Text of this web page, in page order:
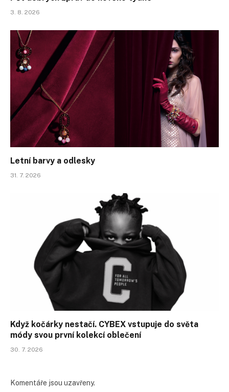
3. 8. 2026
Letní barvy a odlesky
31. 7. 2026
Když kočárky nestačí. CYBEX vstupuje do světa
módy svou první kolekcí oblečení
30. 7. 2026
Komentáře jsou uzavřeny.